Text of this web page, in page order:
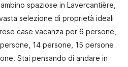
spaziose in Lavercantière,
selezione di proprietà ideali
case vacanza per 6 persone,
14 persone, 15 persone
Stai pensando di andare in